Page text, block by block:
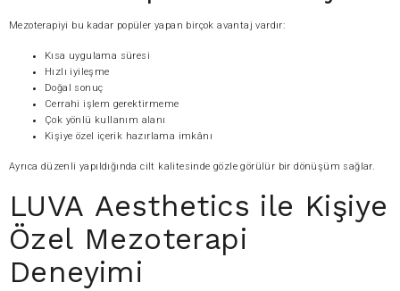
Mezoterapiyi bu kadar popüler yapan birçok avantaj vardır:
Kısa uygulama süresi
Hızlı iyileşme
Doğal sonuç
Cerrahi işlem gerektirmeme
Çok yönlü kullanım alanı
Kişiye özel içerik hazırlama imkânı
Ayrıca düzenli yapıldığında cilt kalitesinde gözle görülür bir dönüşüm sağlar.
LUVA Aesthetics ile Kişiye
Özel Mezoterapi
Deneyimi